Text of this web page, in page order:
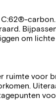
om
ruimte voor